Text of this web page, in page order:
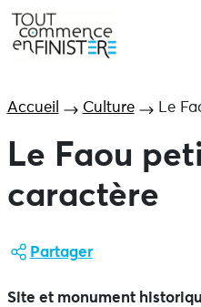
Accueil Culture Le
Le Faou
caractère
Partager
Site et monument